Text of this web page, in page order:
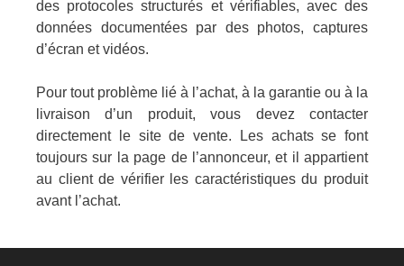
des protocoles structurés et vérifiables, avec des
données documentées par des photos, captures
d’écran et vidéos.
Pour tout problème lié à l’achat, à la garantie ou à la
livraison d’un produit, vous devez contacter
directement le site de vente. Les achats se font
toujours sur la page de l’annonceur, et il appartient
au client de vérifier les caractéristiques du produit
avant l’achat.